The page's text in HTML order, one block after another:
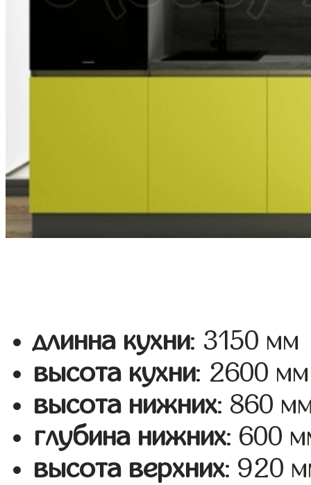
длинна кухни: 3150 мм
высота кухни: 2600 мм
высота нижних: 860
глубина нижних: 600
высота верхних: 920